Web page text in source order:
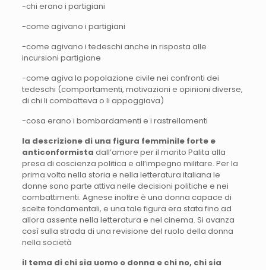
-chi erano i partigiani
-come agivano i partigiani
-come agivano i tedeschi anche in risposta alle
incursioni partigiane
-come agiva la popolazione civile nei confronti dei
tedeschi (comportamenti, motivazioni e opinioni diverse,
di chi li combatteva o li appoggiava)
-cosa erano i bombardamenti e i rastrellamenti
la descrizione di una figura femminile forte e
anticonformista dall’amore per il marito Palita alla
presa di coscienza politica e all’impegno militare. Per la
prima volta nella storia e nella letteratura italiana le
donne sono parte attiva nelle decisioni politiche e nei
combattimenti. Agnese inoltre è una donna capace di
scelte fondamentali, e una tale figura era stata fino ad
allora assente nella letteratura e nel cinema. Si avanza
così sulla strada di una revisione del ruolo della donna
nella società
il tema di chi sia uomo o donna e chi no, chi sia